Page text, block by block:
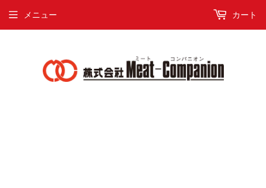
メニュー カート